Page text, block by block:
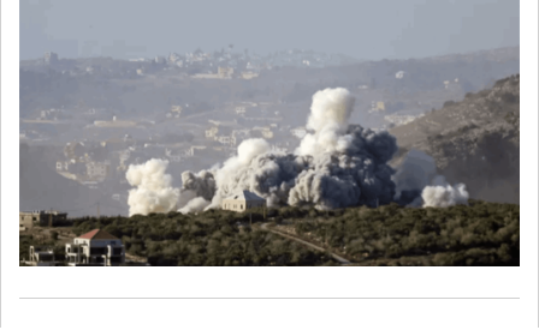
الإسرائيلي من مناطق جنوب النهر، يشكّل انطلاقة عملية للمرحلة
التجريبية الثانية وانتشار وحدات الجيش اللبناني فيها. أو بوقف عمليات
النسف والتفجير والاعتداءات على المناطق اللبنانية.